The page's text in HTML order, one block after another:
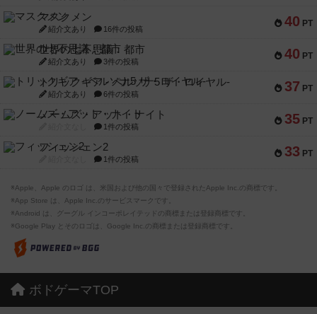
40 PT
マスクメン
紹介文あり 16件の投稿
40 PT
世界の七不思議：都市
紹介文あり 3件の投稿
37 PT
トリックギア - ペルソナ5 ザ・ロイヤル-
紹介文あり 6件の投稿
35 PT
ノームズ・アット・ナイト
1件の投稿
33 PT
フィッシェン2
1件の投稿
※Apple、Apple のロゴ は、米国および他の国々で登録されたApple Inc.の商標です。
※App Store は、Apple Inc.のサービスマークです。
※Android は、グーグル インコーポレイテッドの商標または登録商標です。
※Google Play とそのロゴは、Google Inc.の商標または登録商標です。
ボドゲーマTOP